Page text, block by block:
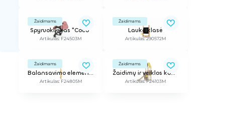
Žaidimams
Spyruokliukas "Coco"
Artikulas: F24503M
Žaidimams
Lauko klasė
Artikulas: 290572M
Žaidimams
Balansavimo elementas Loppan
Artikulas: F24805M
Žaidimams
Žaidimų ir veiklos kompleksas Lilli
Artikulas: F24103M